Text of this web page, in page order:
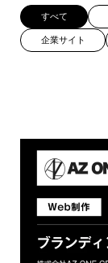
すべて
企業サイト